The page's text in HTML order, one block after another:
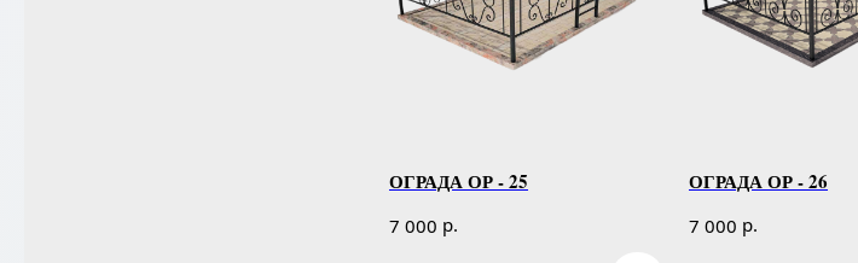
ОГРАДА ОР - 25
7 000 р.
ОГРАДА ОР - 26
7 000 р.